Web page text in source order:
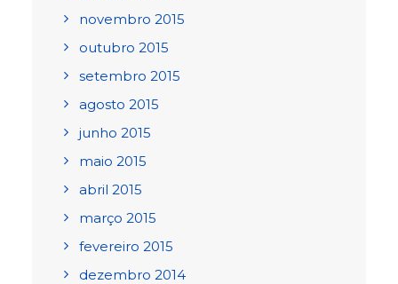
novembro 2015
outubro 2015
setembro 2015
agosto 2015
junho 2015
maio 2015
abril 2015
março 2015
fevereiro 2015
dezembro 2014